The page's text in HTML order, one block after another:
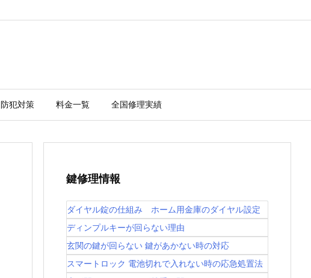
防犯対策 料金一覧 全国修理実績
鍵修理情報
ダイヤル錠の仕組み ホーム用金庫のダイヤル設定
ディンプルキーが回らない理由
玄関の鍵が回らない 鍵があかない時の対応
スマートロック 電池切れで入れない時の応急処置法